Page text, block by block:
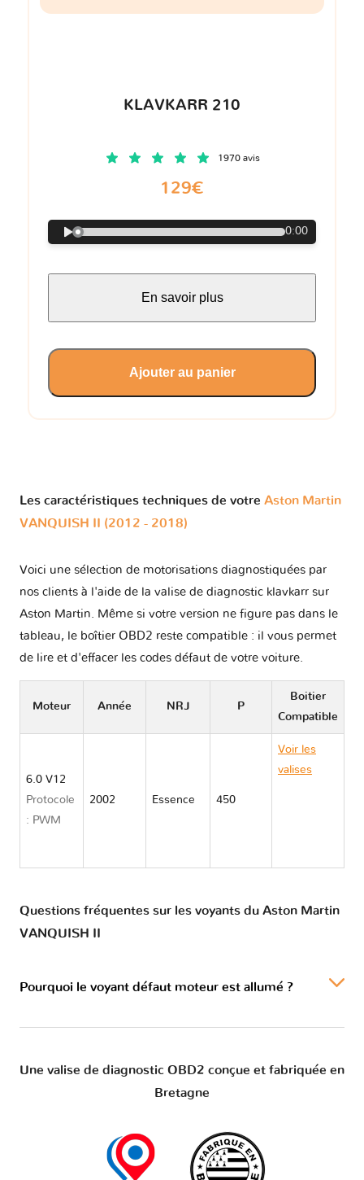
KLAVKARR 210
1970 avis
129€
0:00
En savoir plus
Ajouter au panier
Les caractéristiques techniques de votre Aston Martin
VANQUISH II (2012 - 2018)
Voici une sélection de motorisations diagnostiquées par
nos clients à l'aide de la valise de diagnostic klavkarr sur
Aston Martin. Même si votre version ne figure pas dans le
tableau, le boîtier OBD2 reste compatible : il vous permet
de lire et d'effacer les codes défaut de votre voiture.
Moteur Année NRJ P
Boitier
Compatible
6.0 V12
Protocole
: PWM
2002 Essence 450
Voir les
valises
Questions fréquentes sur les voyants du Aston Martin
VANQUISH II
Pourquoi le voyant défaut moteur est allumé ?
Une valise de diagnostic OBD2 conçue et fabriquée en
Bretagne